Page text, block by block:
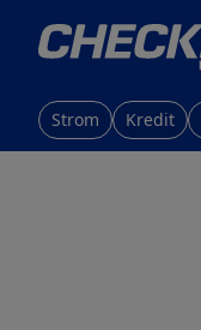
Strom Kredit